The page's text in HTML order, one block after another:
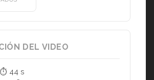
DEL VIDEO
⏱ 44 s